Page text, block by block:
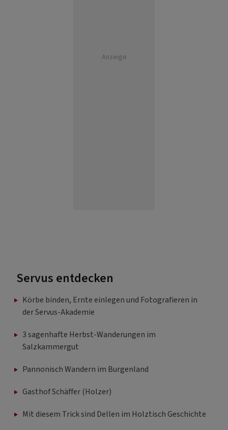
Anzeige
Servus entdecken
Körbe binden, Ernte einlegen und Fotografieren in
der Servus-Akademie
3 sagenhafte Herbst-Wanderungen im
Salzkammergut
Pannonisch Wandern im Burgenland
Gasthof Schäffer (Holzer)
Mit diesem Trick sind Dellen im Holztisch Geschichte